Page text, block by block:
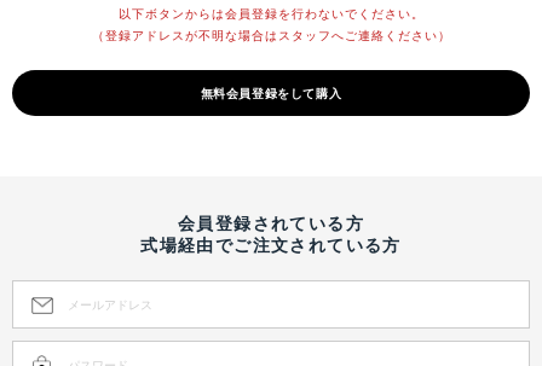
以下ボタンからは会員登録を行わないでください。
（登録アドレスが不明な場合はスタッフへご連絡ください）
無料会員登録をして購入
会員登録されている方
式場経由でご注文されている方